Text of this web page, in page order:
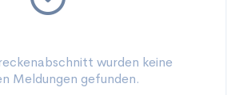
wurden keine
Meldungen gefunden.